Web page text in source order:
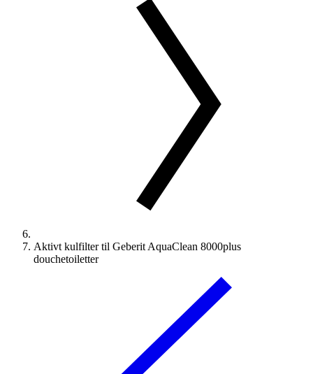
Aktivt kulfilter til Geberit AquaClean 8000plus
douchetoiletter